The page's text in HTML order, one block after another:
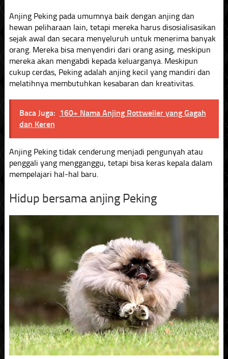
Anjing Peking pada umumnya baik dengan anjing dan
hewan peliharaan lain, tetapi mereka harus disosialisasikan
sejak awal dan secara menyeluruh untuk menerima banyak
orang. Mereka bisa menyendiri dari orang asing, meskipun
mereka akan mengabdi kepada keluarganya. Meskipun
cukup cerdas, Peking adalah anjing kecil yang mandiri dan
melatihnya membutuhkan kesabaran dan kreativitas.
Baca Juga: 160+ Nama Anjing Rottweiler yang Gagah
dan Keren
Anjing Peking tidak cenderung menjadi pengunyah atau
penggali yang mengganggu, tetapi bisa keras kepala dalam
mempelajari hal-hal baru.
Hidup bersama anjing Peking